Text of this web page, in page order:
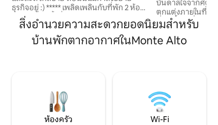
ธุรกิจอยู่ :) ***** เพลิดเพลินกับที่พัก 2 ห้อง
นอน/1 ห้องน้ำที่เงียบสงบและได้รับการ
ปรับปรุงใหม่ บนที่ดินส่วนตัวขนาด 1 เอเคอร์
ในเอดินบะระ รัฐเท็กซัส ✔ Wi-Fi เร็ว + สมา
ร์ททีวีในทุกห้อง ✔ ห้องครัวพร้อมอุปกรณ์
สำหรับครอบครัว การเข้าพักเพื่อทำงาน
และการพักผ่อนช่วงสุดสัปดาห์!
บันดาลใจจากศตว
ตกแต่งภายในที่เพิ่
ที่พักนี้เป็นที่พักที่มี
อยู่ในพื้นที่ระดับสูง
เหมาะสำหรับคู่รั
ครัวแบบครบวงจรพ
แก้วและเครื่องใช้ไ
สิ่งอำนวยความสะดวกยอดนิยมสำหรับ
บ้านพักตากอากาศในMonte Alto
ห้องครัว Wi-Fi